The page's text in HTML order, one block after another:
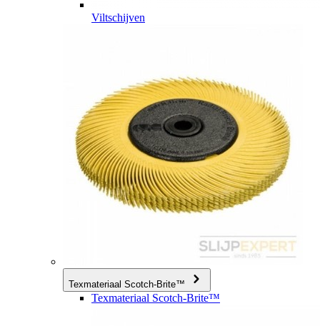
Viltschijven
Texmateriaal Scotch-Brite™
Texmateriaal Scotch-Brite™